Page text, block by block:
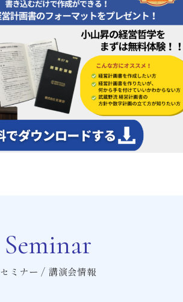
Seminar
セミナー / 講演会情報